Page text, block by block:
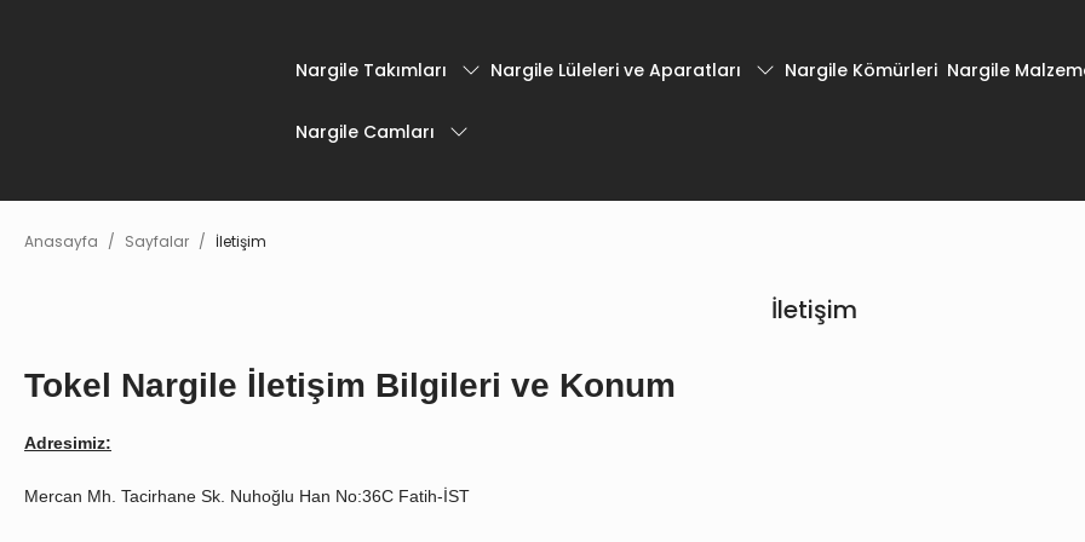
Nargile Takımları Nargile Lüleleri ve Aparatları Nargile Kömürleri Nargile
Nargile Camları
Anasayfa Sayfalar İletişim
İletişim
Tokel Nargile İletişim Bilgileri ve Konum
Adresimiz:
Mercan Mh. Tacirhane Sk. Nuhoğlu Han No:36C Fatih-İST